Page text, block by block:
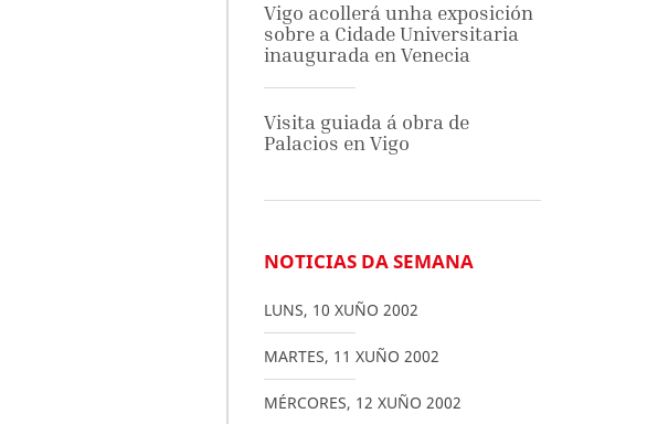
Vigo acollerá unha exposición
sobre a Cidade Universitaria
inaugurada en Venecia
Visita guiada á obra de
Palacios en Vigo
NOTICIAS DA SEMANA
LUNS, 10 XUÑO 2002
MARTES, 11 XUÑO 2002
MÉRCORES, 12 XUÑO 2002